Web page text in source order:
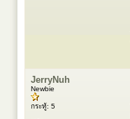
JerryNuh
Newbie
กระทู้: 5